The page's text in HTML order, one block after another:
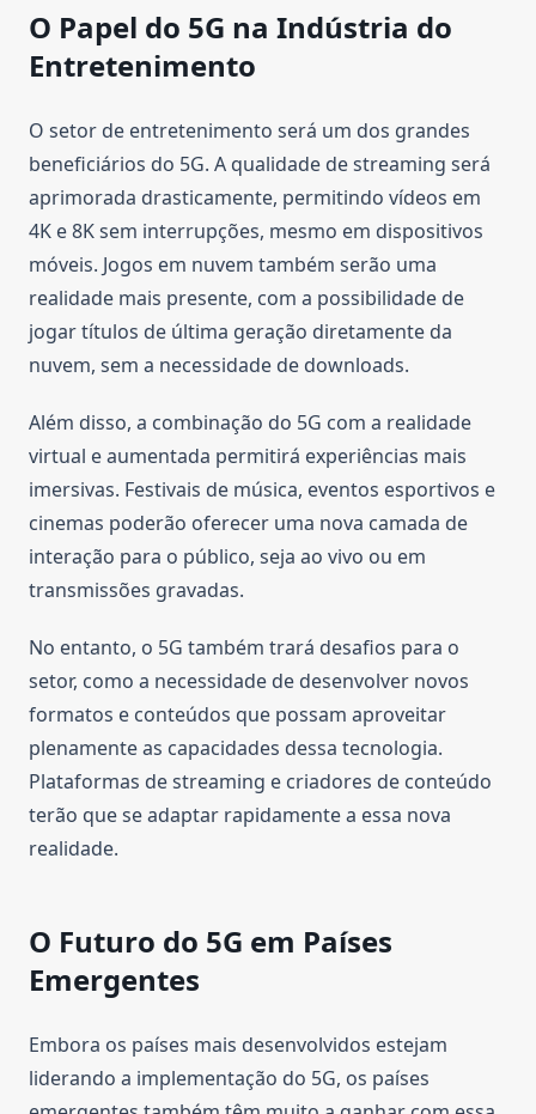
O Papel do 5G na Indústria do
Entretenimento
O setor de entretenimento será um dos grandes
beneficiários do 5G. A qualidade de streaming será
aprimorada drasticamente, permitindo vídeos em
4K e 8K sem interrupções, mesmo em dispositivos
móveis. Jogos em nuvem também serão uma
realidade mais presente, com a possibilidade de
jogar títulos de última geração diretamente da
nuvem, sem a necessidade de downloads.
Além disso, a combinação do 5G com a realidade
virtual e aumentada permitirá experiências mais
imersivas. Festivais de música, eventos esportivos e
cinemas poderão oferecer uma nova camada de
interação para o público, seja ao vivo ou em
transmissões gravadas.
No entanto, o 5G também trará desafios para o
setor, como a necessidade de desenvolver novos
formatos e conteúdos que possam aproveitar
plenamente as capacidades dessa tecnologia.
Plataformas de streaming e criadores de conteúdo
terão que se adaptar rapidamente a essa nova
realidade.
O Futuro do 5G em Países
Emergentes
Embora os países mais desenvolvidos estejam
liderando a implementação do 5G, os países